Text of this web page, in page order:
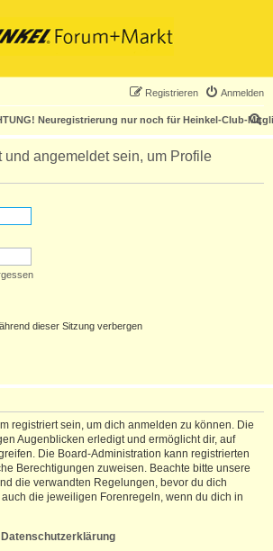
Anmelden
Registrieren
Neuregistrierung nur noch für Heinkel-Club-
S
u
h
und angemeldet sein, um Profile
dieser Sitzung verbergen
registriert sein, um dich anmelden zu können. Die
Augenblicken erledigt und ermöglicht dir, auf
Die Board-Administration kann registrierten
Berechtigungen zuweisen. Beachte bitte unsere
die verwandten Regelungen, bevor du dich
die jeweiligen Forenregeln, wenn du dich in
Datenschutzerklärung